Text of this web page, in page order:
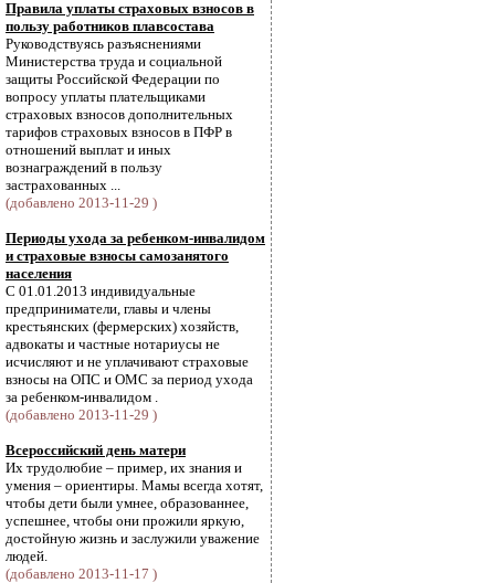
Правила уплаты страховых взносов в
пользу работников плавсостава
Руководствуясь разъяснениями
Министерства труда и социальной
защиты Российской Федерации по
вопросу уплаты плательщиками
страховых взносов дополнительных
тарифов страховых взносов в ПФР в
отношений выплат и иных
вознаграждений в пользу
застрахованных ...
(добавлено 2013-11-29 )
Периоды ухода за ребенком-инвалидом
и страховые взносы самозанятого
населения
С 01.01.2013 индивидуальные
предприниматели, главы и члены
крестьянских (фермерских) хозяйств,
адвокаты и частные нотариусы не
исчисляют и не уплачивают страховые
взносы на ОПС и ОМС за период ухода
за ребенком-инвалидом .
(добавлено 2013-11-29 )
Всероссийский день матери
Их трудолюбие – пример, их знания и
умения – ориентиры. Мамы всегда хотят,
чтобы дети были умнее, образованнее,
успешнее, чтобы они прожили яркую,
достойную жизнь и заслужили уважение
людей.
(добавлено 2013-11-17 )